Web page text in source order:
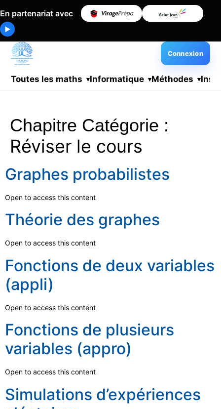
En partenariat avec
▶
Toutes les maths Informatique Méthodes
Connexion
Chapitre Catégorie :
Réviser le cours
Graphes probabilistes
Open to access this content
Théorie des graphes
Open to access this content
Fonctions de deux variables
(appli)
Open to access this content
Fonctions de plusieurs
variables (appro)
Open to access this content
Simulations d’expériences